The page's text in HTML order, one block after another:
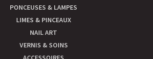
PONCEUSES & LAMPES
LIMES & PINCEAUX
NAIL ART
VERNIS & SOINS